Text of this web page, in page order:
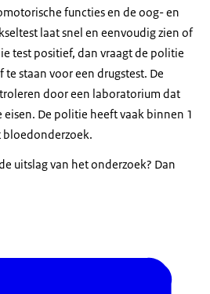
functies en de oog- en
laat snel en eenvoudig zien of
test positief, dan vraagt de politie
staan voor een drugstest. De
door een laboratorium dat
De politie heeft vaak binnen 1
bloedonderzoek.
uitslag van het onderzoek? Dan